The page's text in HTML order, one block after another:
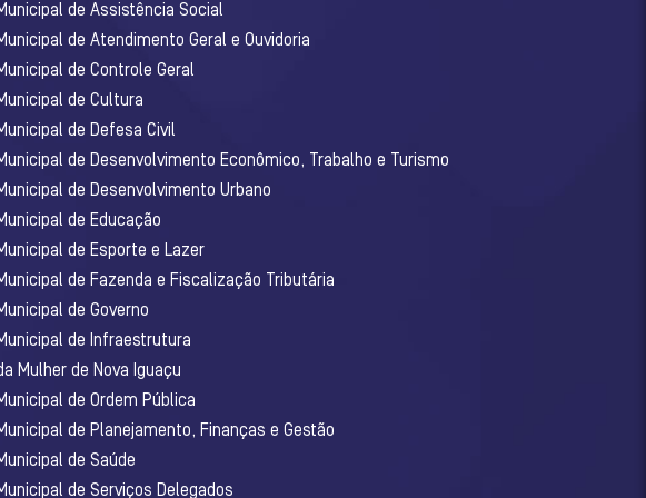
de Assistência Social
de Atendimento Geral e Ouvidoria
de Controle Geral
de Cultura
de Defesa Civil
de Desenvolvimento Econômico, Trabalho e Turismo
de Desenvolvimento Urbano
de Educação
de Esporte e Lazer
de Fazenda e Fiscalização Tributária
de Governo
de Infraestrutura
Mulher de Nova Iguaçu
de Ordem Pública
de Planejamento, Finanças e Gestão
de Saúde
de Serviços Delegados